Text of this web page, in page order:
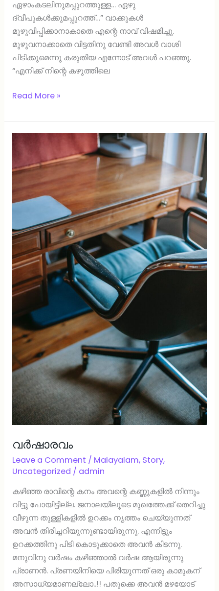
ഏഴാംകടലിനുമപ്പുറത്തുള്ള… ഏഴു
ദ്വീപുകള്‍ക്കുമപ്പുറത്ത്…” വാക്കുകള്‍
മുഴുവിപ്പിക്കാനാകാതെ എന്റെ നാവ് വിഷമിച്ചു.
മുഴുവനാക്കാതെ വിട്ടതിനു വേണ്ടി അവള്‍ വാശി
പിടിക്കുമെന്നു കരുതിയ എന്നോട് അവള്‍ പറഞ്ഞു.
“എനിക്ക് നിന്റെ കഴുത്തിലെ
Read More »
വര്‍ഷാരവം
Leave a Comment / Malayalam, Story,
Uncategorized / admin
കഴിഞ്ഞ രാവിന്റെ കനം അവന്റെ കണ്ണുകളില്‍ നിന്നും
വിട്ടു പോയിട്ടില്ല. ജനാലയിലൂടെ മുഖത്തേക്ക് തെറിച്ചു
വീഴുന്ന തുള്ളികളില്‍ ഉറക്കം നൃത്തം ചെയ്യുന്നത്
അവന്‍ തിരിച്ചറിയുന്നുണ്ടായിരുന്നു. എന്നിട്ടും
ഉറക്കത്തിനു പിടി കൊടുക്കാതെ അവന്‍ കിടന്നു.
മനുവിനു വര്‍ഷം കഴിഞ്ഞാല്‍ വര്‍ഷ ആയിരുന്നു
പ്രാണന്‍. പ്രണയിനിയെ പിരിയുന്നത് ഒരു കാമുകന്
അസാധ്യമാണല്ലോ..!! പതുക്കെ അവന്‍ മഴയോട്